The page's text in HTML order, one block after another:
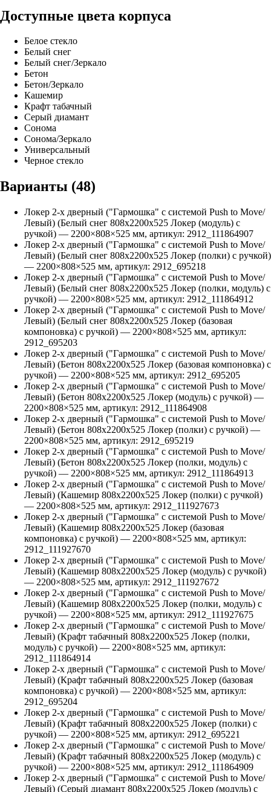
Доступные цвета корпуса
Белое стекло
Белый снег
Белый снег/Зеркало
Бетон
Бетон/Зеркало
Кашемир
Крафт табачный
Серый диамант
Сонома
Сонома/Зеркало
Универсальный
Черное стекло
Варианты (48)
Локер 2-х дверный ("Гармошка" с системой Push to Move/
Левый) (Белый снег 808х2200х525 Локер (модуль) с
ручкой) — 2200×808×525 мм, артикул: 2912_111864907
Локер 2-х дверный ("Гармошка" с системой Push to Move/
Левый) (Белый снег 808х2200х525 Локер (полки) с ручкой)
— 2200×808×525 мм, артикул: 2912_695218
Локер 2-х дверный ("Гармошка" с системой Push to Move/
Левый) (Белый снег 808х2200х525 Локер (полки, модуль) с
ручкой) — 2200×808×525 мм, артикул: 2912_111864912
Локер 2-х дверный ("Гармошка" с системой Push to Move/
Левый) (Белый снег 808х2200х525 Локер (базовая
компоновка) с ручкой) — 2200×808×525 мм, артикул:
2912_695203
Локер 2-х дверный ("Гармошка" с системой Push to Move/
Левый) (Бетон 808х2200х525 Локер (базовая компоновка) с
ручкой) — 2200×808×525 мм, артикул: 2912_695205
Локер 2-х дверный ("Гармошка" с системой Push to Move/
Левый) (Бетон 808х2200х525 Локер (модуль) с ручкой) —
2200×808×525 мм, артикул: 2912_111864908
Локер 2-х дверный ("Гармошка" с системой Push to Move/
Левый) (Бетон 808х2200х525 Локер (полки) с ручкой) —
2200×808×525 мм, артикул: 2912_695219
Локер 2-х дверный ("Гармошка" с системой Push to Move/
Левый) (Бетон 808х2200х525 Локер (полки, модуль) с
ручкой) — 2200×808×525 мм, артикул: 2912_111864913
Локер 2-х дверный ("Гармошка" с системой Push to Move/
Левый) (Кашемир 808х2200х525 Локер (полки) с ручкой)
— 2200×808×525 мм, артикул: 2912_111927673
Локер 2-х дверный ("Гармошка" с системой Push to Move/
Левый) (Кашемир 808х2200х525 Локер (базовая
компоновка) с ручкой) — 2200×808×525 мм, артикул:
2912_111927670
Локер 2-х дверный ("Гармошка" с системой Push to Move/
Левый) (Кашемир 808х2200х525 Локер (модуль) с ручкой)
— 2200×808×525 мм, артикул: 2912_111927672
Локер 2-х дверный ("Гармошка" с системой Push to Move/
Левый) (Кашемир 808х2200х525 Локер (полки, модуль) с
ручкой) — 2200×808×525 мм, артикул: 2912_111927675
Локер 2-х дверный ("Гармошка" с системой Push to Move/
Левый) (Крафт табачный 808х2200х525 Локер (полки,
модуль) с ручкой) — 2200×808×525 мм, артикул:
2912_111864914
Локер 2-х дверный ("Гармошка" с системой Push to Move/
Левый) (Крафт табачный 808х2200х525 Локер (базовая
компоновка) с ручкой) — 2200×808×525 мм, артикул:
2912_695204
Локер 2-х дверный ("Гармошка" с системой Push to Move/
Левый) (Крафт табачный 808х2200х525 Локер (полки) с
ручкой) — 2200×808×525 мм, артикул: 2912_695221
Локер 2-х дверный ("Гармошка" с системой Push to Move/
Левый) (Крафт табачный 808х2200х525 Локер (модуль) с
ручкой) — 2200×808×525 мм, артикул: 2912_111864909
Локер 2-х дверный ("Гармошка" с системой Push to Move/
Левый) (Серый диамант 808х2200х525 Локер (модуль) с